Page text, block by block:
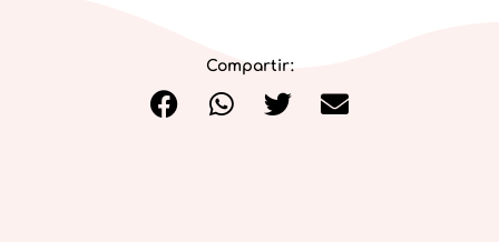
Compartir: